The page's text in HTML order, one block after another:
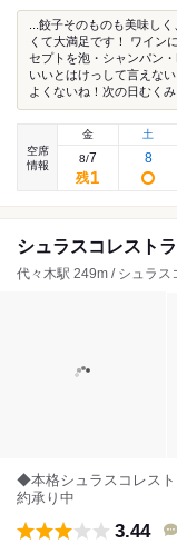
...餃子そのものも美味し
くて大満足です！ ワイン
セプトを泡・シャンパン
いいとはけっして言えな
よくないね！次の日むく
空席
情報
金
8/7
残1
土
8
シュラスコレスト
代々木駅 249m / シュラス
◆本格シュラスコレス
約承り中
3.44